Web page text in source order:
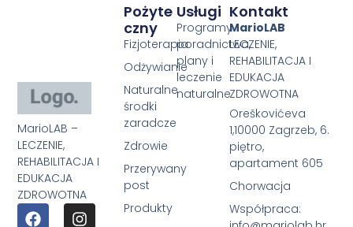
MarioLAB –
LECZENIE,
REHABILITACJA I
EDUKACJA
ZDROWOTNA
Usługi
Programy
poradnictwa,
plany i
leczenie
naturalne
Pożyte
Czny
Fizjoterapia
Odżywianie
Naturalne
środki
zaradcze
Zdrowie
Przerywany
post
Produkty
Kontakt
MarioLAB
LECZENIE,
REHABILITACJA I
EDUKACJA
ZDROWOTNA
Oreškovićeva
1,10000 Zagrzeb, 6.
piętro,
apartament 605
Chorwacja
Współpraca: